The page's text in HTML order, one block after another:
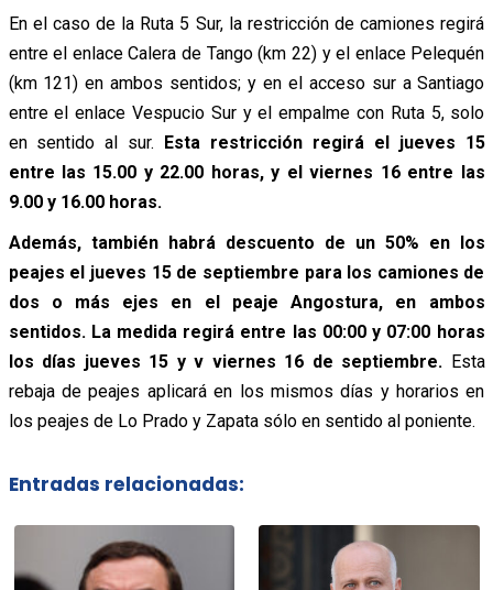
En el caso de la Ruta 5 Sur, la restricción de camiones regirá
entre el enlace Calera de Tango (km 22) y el enlace Pelequén
(km 121) en ambos sentidos; y en el acceso sur a Santiago
entre el enlace Vespucio Sur y el empalme con Ruta 5, solo
en sentido al sur. Esta restricción regirá el jueves 15
entre las 15.00 y 22.00 horas, y el viernes 16 entre las
9.00 y 16.00 horas.
Además, también habrá descuento de un 50% en los
peajes el jueves 15 de septiembre para los camiones de
dos o más ejes en el peaje Angostura, en ambos
sentidos. La medida regirá entre las 00:00 y 07:00 horas
los días jueves 15 y v viernes 16 de septiembre. Esta
rebaja de peajes aplicará en los mismos días y horarios en
los peajes de Lo Prado y Zapata sólo en sentido al poniente.
Entradas relacionadas: